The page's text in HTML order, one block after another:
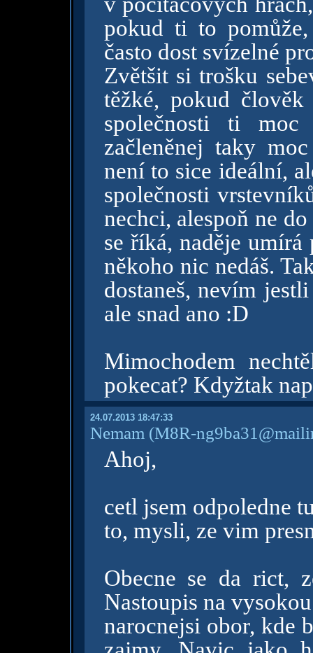
pokud ti to
často dost svízelné
Zvětšit si trošku
těžké, pokud
společnosti ti
začleněnej taky
není to sice ideální,
společnosti
nechci, alespoň ne
se říká, naděje
někoho nic nedáš.
dostaneš, nevím
ale snad ano :D
Mimochodem
pokecat? Kdyžtak
24.07.2013 18:47:33
Nemam (M8R-
Ahoj,
cetl jsem odpoledne
to, mysli, ze vim
Obecne se da rict,
Nastoupis na
narocnejsi obor, kde